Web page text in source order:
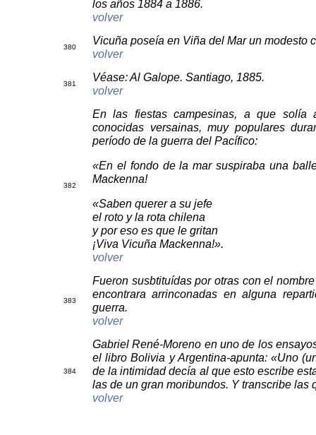
los años 1884 a 1886.
volver
380
Vicuña poseía en Viña del Mar un modesto
volver
381
Véase: Al Galope. Santiago, 1885.
volver
382
En las fiestas campesinas, a que solía
conocidas versainas, muy populares
período de la guerra del Pacífico:
«En el fondo de la mar suspiraba una
Mackenna!
«Saben querer a su jefe
el roto y la rota chilena
y por eso es que le gritan
¡Viva Vicuña Mackenna!».
volver
383
Fueron susbtituídas por otras con el
encontrara arrinconadas en alguna
guerra.
volver
384
Gabriel René-Moreno en uno de los
el libro Bolivia y Argentina-apunta: «Uno
de la intimidad decía al que esto escribe
las de un gran moribundos. Y transcribe las
volver